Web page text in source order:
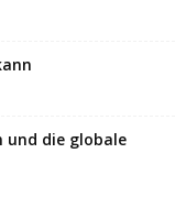
und die globale